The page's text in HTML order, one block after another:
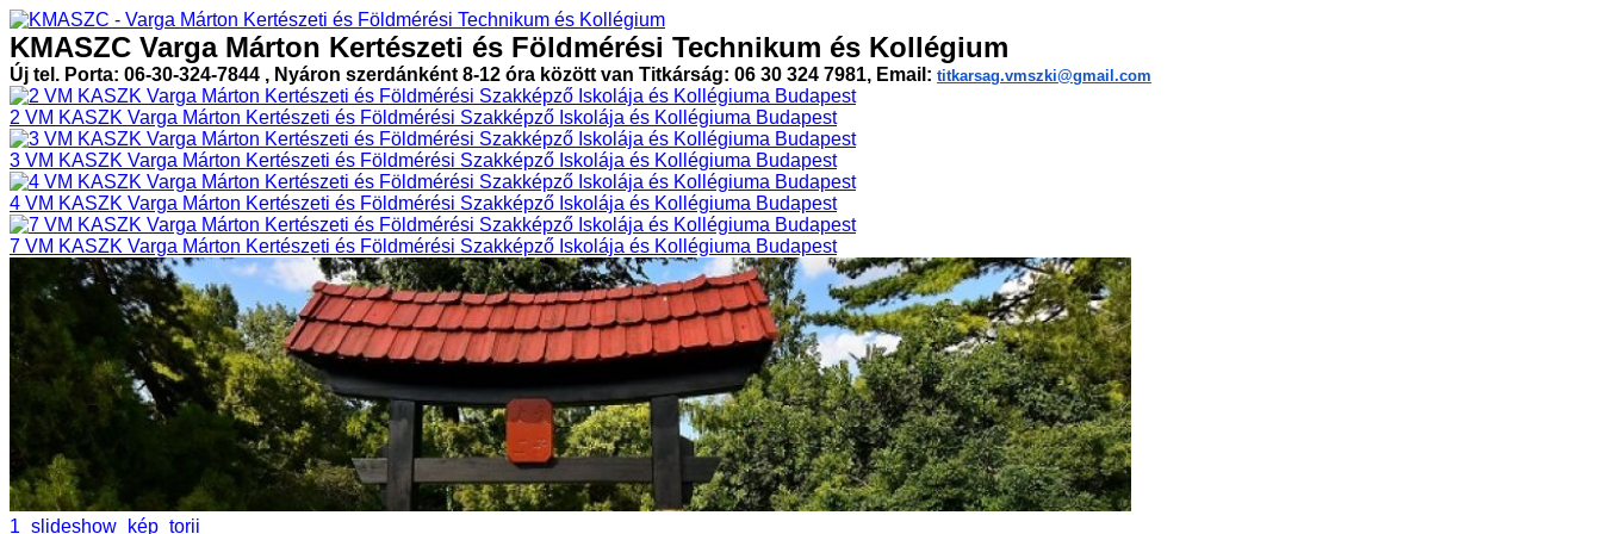
KMASZC Varga Márton Kertészeti és Földmérési Technikum és Kollégium
Új tel. Porta: 06-30-324-7844 , Nyáron szerdánként 8-12 óra között van Titkárság: 06 30 324 7981, Email: titkarsag.vmszki@gmail.com
2 VM KASZK Varga Márton Kertészeti és Földmérési Szakképző Iskolája és Kollégiuma Budapest
3 VM KASZK Varga Márton Kertészeti és Földmérési Szakképző Iskolája és Kollégiuma Budapest
4 VM KASZK Varga Márton Kertészeti és Földmérési Szakképző Iskolája és Kollégiuma Budapest
7 VM KASZK Varga Márton Kertészeti és Földmérési Szakképző Iskolája és Kollégiuma Budapest
1_slideshow_kép_torii